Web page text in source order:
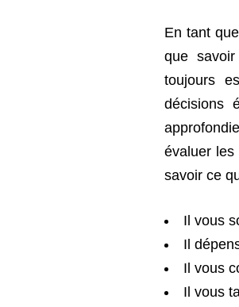
En tant
que
toujours
décisions
évaluer les
savoir ce
Il vous
Il
Il vous
Il vous